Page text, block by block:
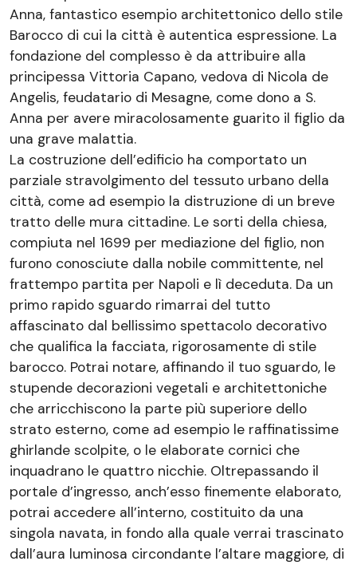
Anna, fantastico esempio architettonico dello stile
Barocco di cui la città è autentica espressione. La
fondazione del complesso è da attribuire alla
principessa Vittoria Capano, vedova di Nicola de
Angelis, feudatario di Mesagne, come dono a S.
Anna per avere miracolosamente guarito il figlio da
una grave malattia.
La costruzione dell’edificio ha comportato un
parziale stravolgimento del tessuto urbano della
città, come ad esempio la distruzione di un breve
tratto delle mura cittadine. Le sorti della chiesa,
compiuta nel 1699 per mediazione del figlio, non
furono conosciute dalla nobile committente, nel
frattempo partita per Napoli e lì deceduta. Da un
primo rapido sguardo rimarrai del tutto
affascinato dal bellissimo spettacolo decorativo
che qualifica la facciata, rigorosamente di stile
barocco. Potrai notare, affinando il tuo sguardo, le
stupende decorazioni vegetali e architettoniche
che arricchiscono la parte più superiore dello
strato esterno, come ad esempio le raffinatissime
ghirlande scolpite, o le elaborate cornici che
inquadrano le quattro nicchie. Oltrepassando il
portale d’ingresso, anch’esso finemente elaborato,
potrai accedere all’interno, costituito da una
singola navata, in fondo alla quale verrai trascinato
dall’aura luminosa circondante l’altare maggiore, di